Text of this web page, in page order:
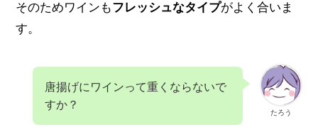
そのためワインもフレッシュなタイプがよく合いま
す。
たろう
唐揚げにワインって重くならないで
すか？